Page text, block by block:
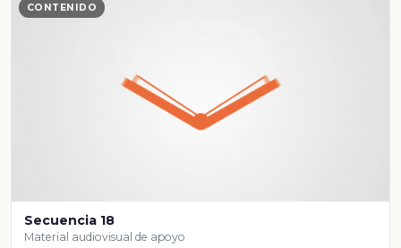
CONTENIDO
Secuencia 18
Material audiovisual de apoyo